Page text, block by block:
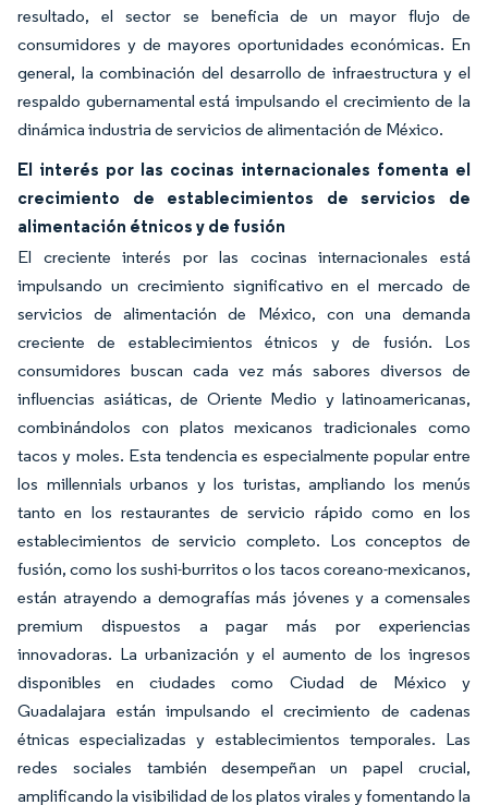
resultado, el sector se beneficia de un mayor flujo de
consumidores y de mayores oportunidades económicas. En
general, la combinación del desarrollo de infraestructura y el
respaldo gubernamental está impulsando el crecimiento de la
dinámica industria de servicios de alimentación de México.
El interés por las cocinas internacionales fomenta el
crecimiento de establecimientos de servicios de
alimentación étnicos y de fusión
El creciente interés por las cocinas internacionales está
impulsando un crecimiento significativo en el mercado de
servicios de alimentación de México, con una demanda
creciente de establecimientos étnicos y de fusión. Los
consumidores buscan cada vez más sabores diversos de
influencias asiáticas, de Oriente Medio y latinoamericanas,
combinándolos con platos mexicanos tradicionales como
tacos y moles. Esta tendencia es especialmente popular entre
los millennials urbanos y los turistas, ampliando los menús
tanto en los restaurantes de servicio rápido como en los
establecimientos de servicio completo. Los conceptos de
fusión, como los sushi-burritos o los tacos coreano-mexicanos,
están atrayendo a demografías más jóvenes y a comensales
premium dispuestos a pagar más por experiencias
innovadoras. La urbanización y el aumento de los ingresos
disponibles en ciudades como Ciudad de México y
Guadalajara están impulsando el crecimiento de cadenas
étnicas especializadas y establecimientos temporales. Las
redes sociales también desempeñan un papel crucial,
amplificando la visibilidad de los platos virales y fomentando la